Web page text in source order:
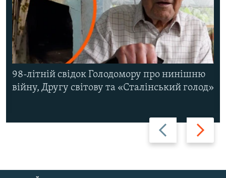
Назад Вперед
98-літній свідок Голодомору про нинішню
війну, Другу світову та «Сталінський голод»